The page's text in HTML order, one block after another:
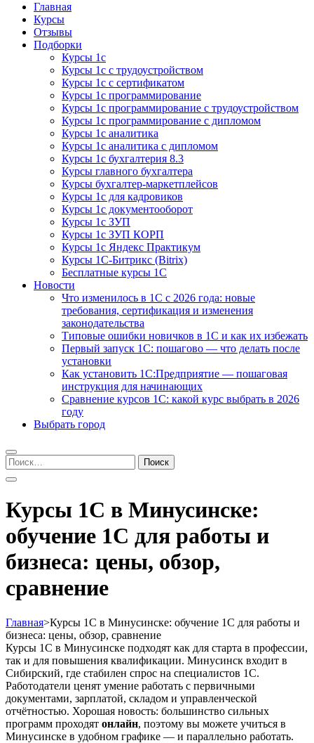
Курсы 1С
Курсы 1С официальная сертификация
Главная
Курсы
Отзывы
Подборки
Курсы 1с
Курсы 1с с трудоустройством
Курсы 1с с сертификатом
Курсы 1с программирование
Курсы 1с программирование с трудоустройством
Курсы 1с программирование с дипломом
Курсы 1с аналитика
Курсы 1с аналитика с дипломом
Курсы 1с бухгалтерия 8.3
Курсы главного бухгалтера
Курсы бухгалтер-маркетплейсов
Курсы 1с для кадровиков
Курсы 1с документооборот
Курсы 1с ЗУП
Курсы 1с ЗУП КОРП
Курсы 1с Яндекс Практикум
Курсы 1С-Битрикс (Bitrix)
Бесплатные курсы 1С
Новости
Что изменилось в 1С с 2026 года: новые
требования, сертификация и изменения
законодательства
Типовые ошибки новичков в 1С и как их избежать
Первый запуск 1С: пошагово — что делать после
установки
Как установить 1С:Предприятие — пошаговая
инструкция для начинающих
Сравнение курсов 1С: какой курс выбрать в 2026
году
Выбрать город
Найти:
Курсы 1С в Минусинске:
обучение 1С для работы и
бизнеса: цены, обзор,
сравнение
Главная>Курсы 1С в Минусинске: обучение 1С для работы и
бизнеса: цены, обзор, сравнение
Курсы 1С в Минусинске подходят как для старта в профессии,
так и для повышения квалификации. Минусинск входит в
Сибирский, где стабилен спрос на специалистов 1С.
Работодатели ценят умение работать с первичными
документами, зарплатой, складом и управленческой
отчётностью. Хорошая новость: большинство сильных
программ проходят онлайн, поэтому вы можете учиться в
Минусинске в удобном графике — и параллельно работать.